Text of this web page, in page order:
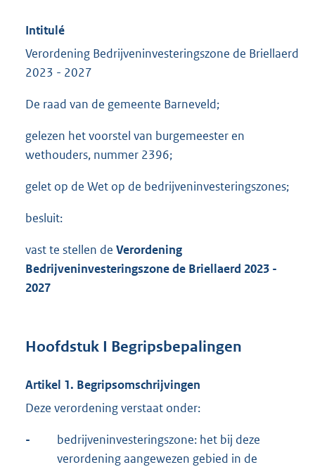
Intitulé
Verordening Bedrijveninvesteringszone de Briellaerd
2023 - 2027
De raad van de gemeente Barneveld;
gelezen het voorstel van burgemeester en
wethouders, nummer 2396;
gelet op de Wet op de bedrijveninvesteringszones;
besluit:
vast te stellen de Verordening
Bedrijveninvesteringszonede Briellaerd 2023 -
2027
Hoofdstuk I Begripsbepalingen
Artikel 1. Begripsomschrijvingen
Deze verordening verstaat onder:
-
bedrijveninvesteringszone: het bij deze
verordening aangewezen gebied in de